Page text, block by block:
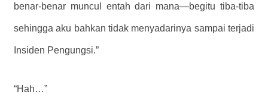
benar-benar muncul entah dari mana—begitu tiba-tiba
sehingga aku bahkan tidak menyadarinya sampai terjadi
Insiden Pengungsi.”
“Hah…”